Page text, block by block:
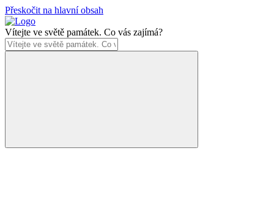
Přeskočit na hlavní obsah
Vítejte ve světě památek. Co vás zajímá?